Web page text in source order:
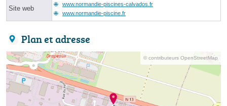
Site web
www.normandie-piscines-calvados.fr
www.normandie-piscine.fr
Plan et adresse
© contributeurs OpenStreetMap